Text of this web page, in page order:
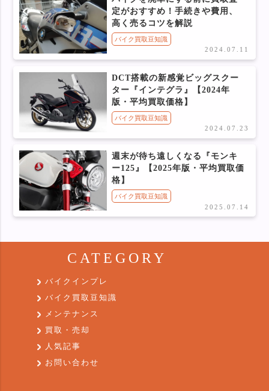
定がおすすめ！手続きや費用、
高く売るコツを解説
バイク買取豆知識
2024.07.11
DCT搭載の新感覚ビッグスクー
ター『インテグラ』【2024年
版・平均買取価格】
バイク買取豆知識
2024.07.23
週末が待ち遠しくなる『モンキ
ー125』【2025年版・平均買取価
格】
バイク買取豆知識
2025.07.14
CATEGORY
バイクインプレ
バイク買取豆知識
メンテナンス
買取・売却
人気記事
お問い合わせ